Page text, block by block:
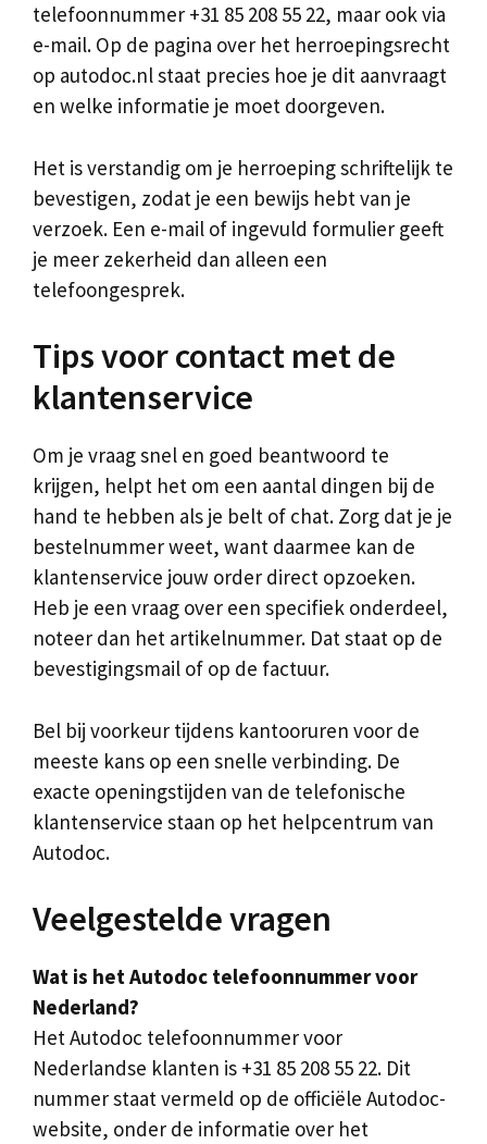
telefoonnummer +31 85 208 55 22, maar ook via
e-mail. Op de pagina over het herroepingsrecht
op autodoc.nl staat precies hoe je dit aanvraagt
en welke informatie je moet doorgeven.
Het is verstandig om je herroeping schriftelijk te
bevestigen, zodat je een bewijs hebt van je
verzoek. Een e-mail of ingevuld formulier geeft
je meer zekerheid dan alleen een
telefoongesprek.
Tips voor contact met de
klantenservice
Om je vraag snel en goed beantwoord te
krijgen, helpt het om een aantal dingen bij de
hand te hebben als je belt of chat. Zorg dat je je
bestelnummer weet, want daarmee kan de
klantenservice jouw order direct opzoeken.
Heb je een vraag over een specifiek onderdeel,
noteer dan het artikelnummer. Dat staat op de
bevestigingsmail of op de factuur.
Bel bij voorkeur tijdens kantooruren voor de
meeste kans op een snelle verbinding. De
exacte openingstijden van de telefonische
klantenservice staan op het helpcentrum van
Autodoc.
Veelgestelde vragen
Wat is het Autodoc telefoonnummer voor
Nederland?
Het Autodoc telefoonnummer voor
Nederlandse klanten is +31 85 208 55 22. Dit
nummer staat vermeld op de officiële Autodoc-
website, onder de informatie over het